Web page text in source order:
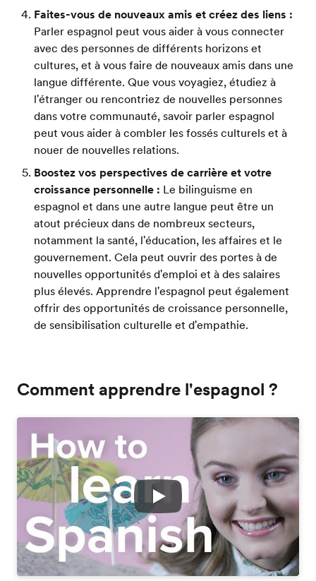
Faites-vous de nouveaux amis et créez des liens :
Parler espagnol peut vous aider à vous connecter
avec des personnes de différents horizons et
cultures, et à vous faire de nouveaux amis dans une
langue différente. Que vous voyagiez, étudiez à
l'étranger ou rencontriez de nouvelles personnes
dans votre communauté, savoir parler espagnol
peut vous aider à combler les fossés culturels et à
nouer de nouvelles relations.
Boostez vos perspectives de carrière et votre
croissance personnelle : Le bilinguisme en
espagnol et dans une autre langue peut être un
atout précieux dans de nombreux secteurs,
notamment la santé, l'éducation, les affaires et le
gouvernement. Cela peut ouvrir des portes à de
nouvelles opportunités d'emploi et à des salaires
plus élevés. Apprendre l'espagnol peut également
offrir des opportunités de croissance personnelle,
de sensibilisation culturelle et d'empathie.
Comment apprendre l'espagnol ?
Play